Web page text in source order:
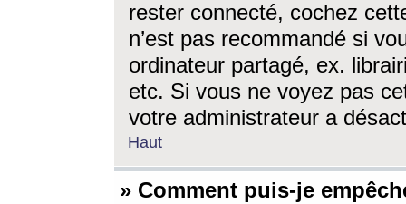
rester connecté, cochez
n’est pas recommandé si
ordinateur partagé, ex.
etc. Si vous ne voyez pas
votre administrateur a
Haut
» Comment puis-je